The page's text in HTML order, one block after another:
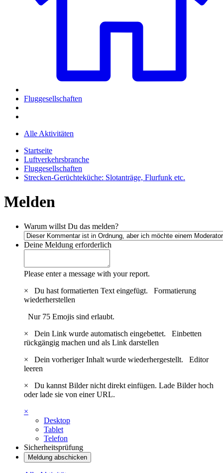
Fluggesellschaften
Alle Aktivitäten
Startseite
Luftverkehrsbranche
Fluggesellschaften
Strecken-Gerüchteküche: Slotanträge, Flurfunk etc.
Melden
Warum willst Du das melden?
Deine Meldung erforderlich
Please enter a message with your report.
×
Du hast formatierten Text eingefügt. Formatierung
wiederherstellen
Nur 75 Emojis sind erlaubt.
×
Dein Link wurde automatisch eingebettet. Einbetten
rückgängig machen und als Link darstellen
×
Dein vorheriger Inhalt wurde wiederhergestellt. Editor
leeren
×
Du kannst Bilder nicht direkt einfügen. Lade Bilder hoch
oder lade sie von einer URL.
×
Desktop
Tablet
Telefon
Sicherheitsprüfung
Meldung abschicken